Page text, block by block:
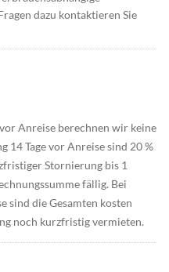
dazu kontaktieren Sie
Anreise berechnen wir keine
14 Tage vor Anreise sind 20 %
Stornierung bis 1
fällig. Bei
sind die Gesamten kosten
noch kurzfristig vermieten.